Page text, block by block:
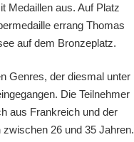
Medaillen aus. Auf Platz
errang Thomas
auf dem Bronzeplatz.
Genres, der diesmal unter
Die Teilnehmer
aus Frankreich und der
26 und 35 Jahren.